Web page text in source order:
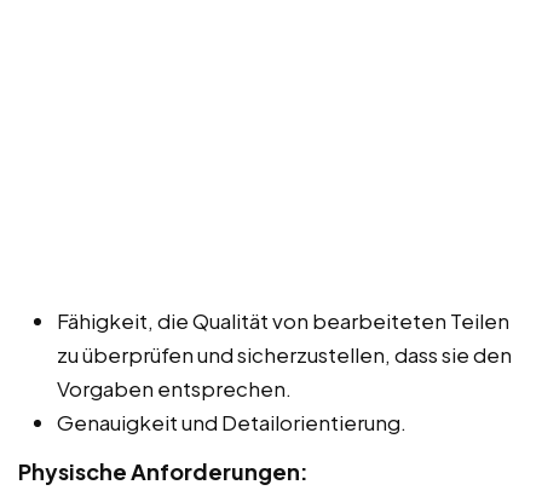
Fähigkeit, die Qualität von bearbeiteten Teilen
zu überprüfen und sicherzustellen, dass sie den
Vorgaben entsprechen.
Genauigkeit und Detailorientierung.
Physische Anforderungen: